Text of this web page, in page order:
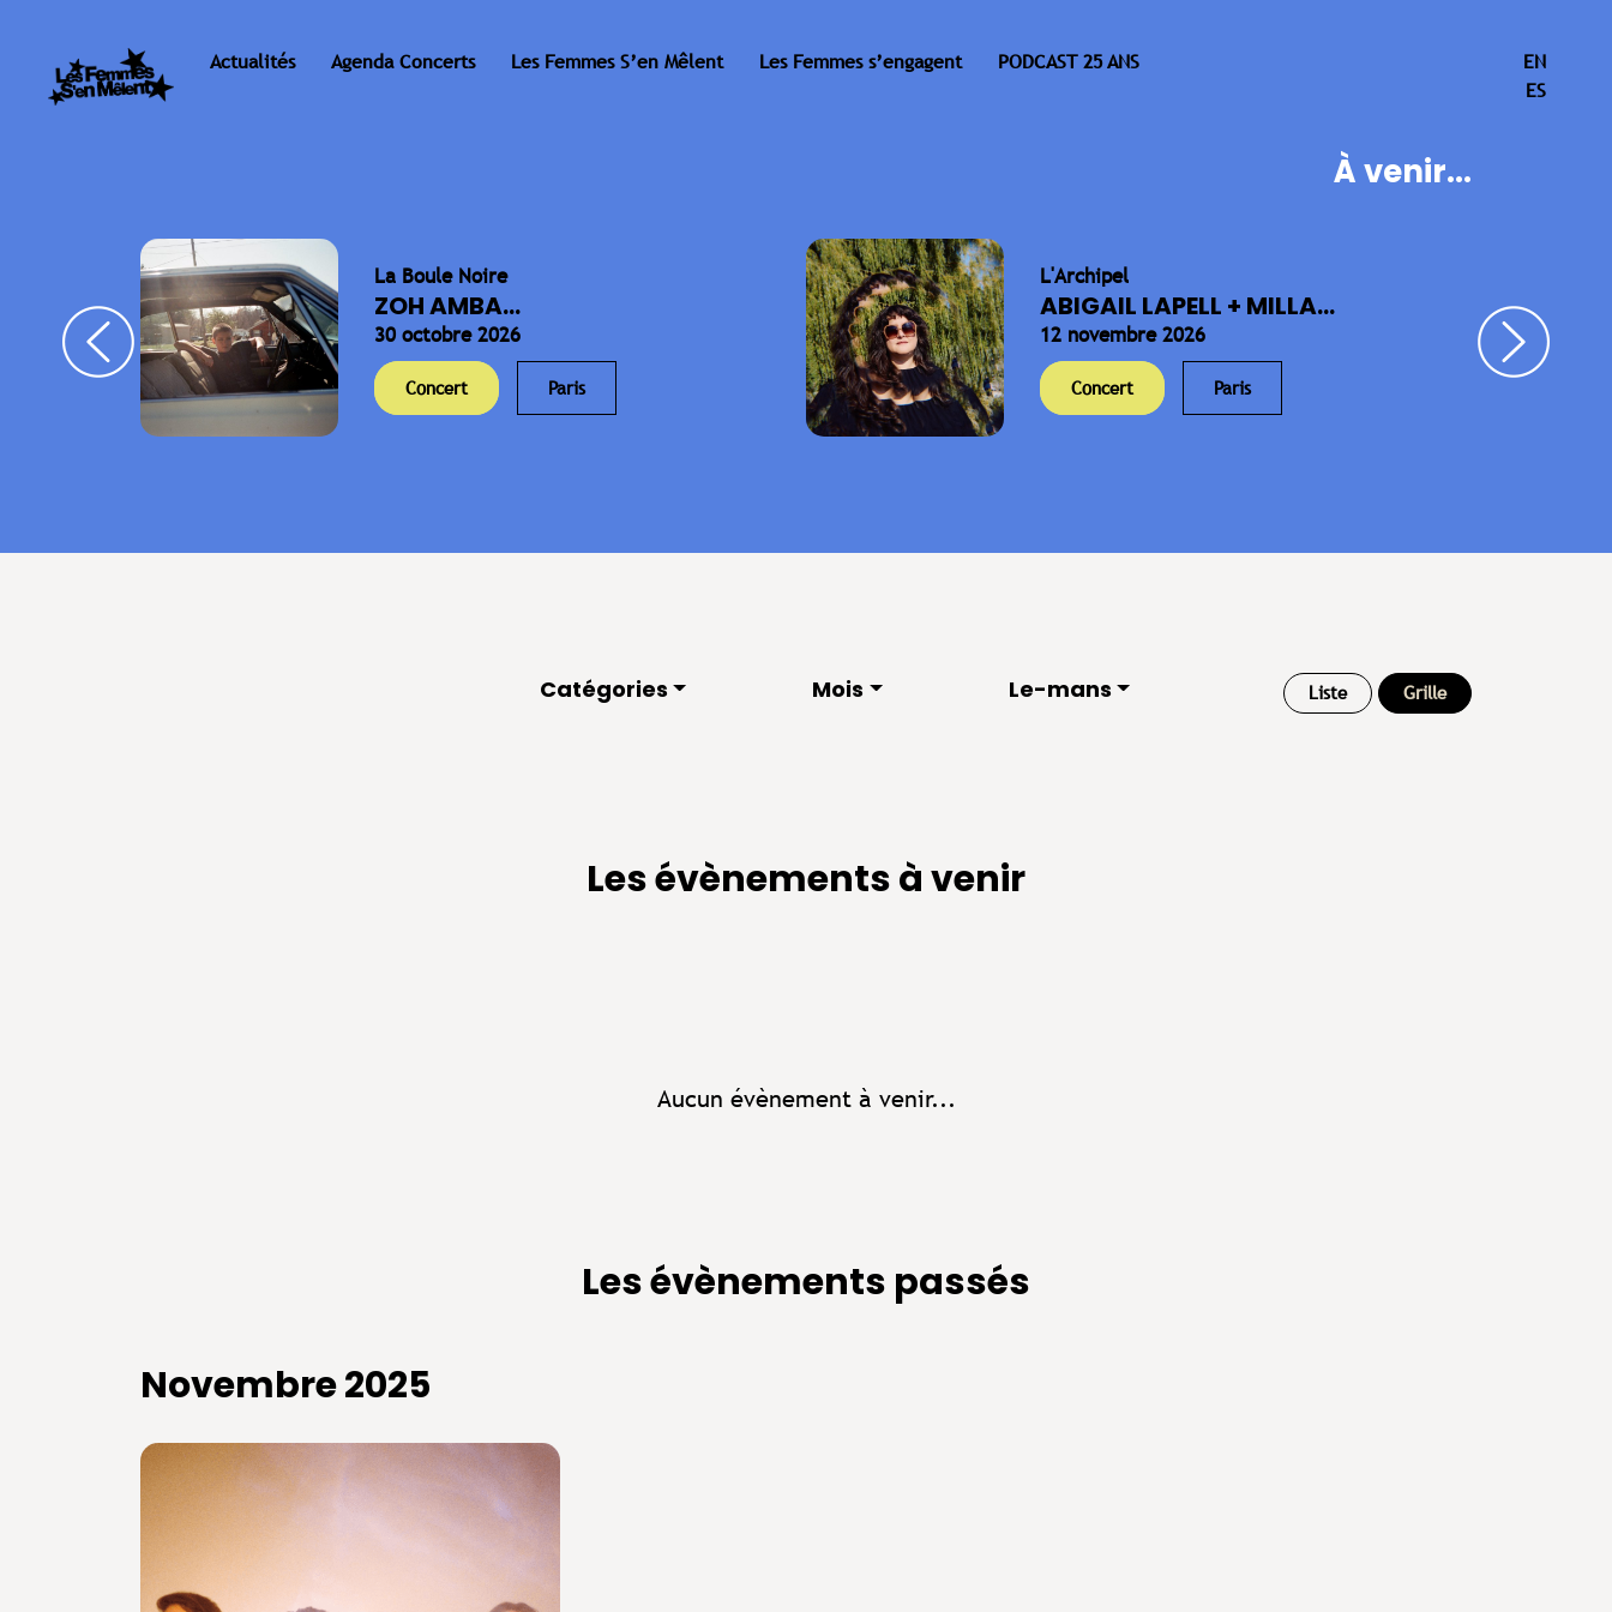
Actualités Agenda Concerts Les Femmes S’en Mêlent Les Femmes s’engagent PODCAST 25 ANS
EN
ES
À venir...
La Boule Noire
ZOH AMBA...
30 octobre 2026
Concert Paris
L'Archipel
ABIGAIL LAPELL + MILLA...
12 novembre 2026
Concert Paris
Catégories Mois Le-mans Liste Grille
Les évènements à venir
Aucun évènement à venir...
Les évènements passés
Novembre 2025